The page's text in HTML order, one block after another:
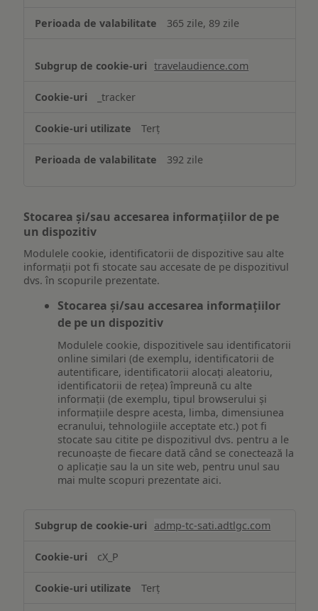
365 zile, 89 zile
travelaudience.com
_tracker
Terț
392 zile
Stocarea și/sau accesarea informațiilor de pe
un dispozitiv
Modulele cookie, identificatorii de dispozitive sau alte
informații pot fi stocate sau accesate de pe dispozitivul
dvs. în scopurile prezentate.
Stocarea și/sau accesarea informațiilor
de pe un dispozitiv
Modulele cookie, dispozitivele sau identificatorii
online similari (de exemplu, identificatorii de
autentificare, identificatorii alocați aleatoriu,
identificatorii de rețea) împreună cu alte
informații (de exemplu, tipul browserului și
informațiile despre acesta, limba, dimensiunea
ecranului, tehnologiile acceptate etc.) pot fi
stocate sau citite pe dispozitivul dvs. pentru a le
recunoaște de fiecare dată când se conectează la
o aplicație sau la un site web, pentru unul sau
mai multe scopuri prezentate aici.
și/sau
informațiilor
pe
admp-tc-sati.adtlgc.com
cX_P
Terț